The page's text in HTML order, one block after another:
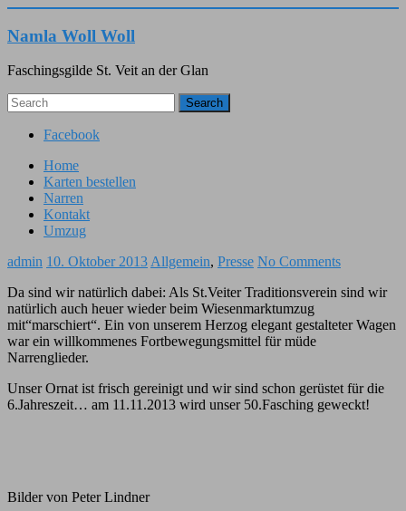
Namla Woll Woll
Faschingsgilde St. Veit an der Glan
Search
Facebook
Home
Karten bestellen
Narren
Kontakt
Umzug
admin 10. Oktober 2013Allgemein, Presse No Comments
Da sind wir natürlich dabei: Als St.Veiter Traditionsverein sind wir
natürlich auch heuer wieder beim Wiesenmarktumzug
mit“marschiert“. Ein von unserem Herzog elegant gestalteter Wagen
war ein willkommenes Fortbewegungsmittel für müde
Narrenglieder.
Unser Ornat ist frisch gereinigt und wir sind schon gerüstet für die
6.Jahreszeit… am 11.11.2013 wird unser 50.Fasching geweckt!
Bilder von Peter Lindner